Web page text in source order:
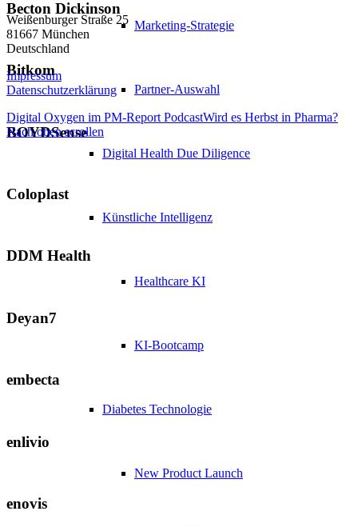
Marketing-Strategie
Partner-Auswahl
Digital Health Due Diligence
Künstliche Intelligenz
Healthcare KI
KI-Bootcamp
Diabetes Technologie
New Product Launch
Becton Dickinson
Bitkom
BOYDSense
Coloplast
DDM Health
Deyan7
embecta
enlivio
enovis
Weißenburger Straße 25
81667 München
Deutschland
Impressum
Datenschutzerklärung
Digital Oxygen im PM-Report PodcastWird es Herbst in Pharma?
Nach oben scrollen